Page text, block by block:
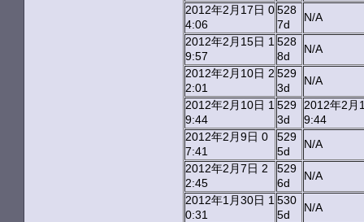
2012年2月17日 0
4:06
528
7d
N/A
2012年2月15日 1
9:57
528
8d
N/A
2012年2月10日 2
2:01
529
3d
N/A
2012年2月10日 1
9:44
529
3d
2012年2月
9:44
2012年2月9日 0
7:41
529
5d
N/A
2012年2月7日 2
2:45
529
6d
N/A
2012年1月30日 1
0:31
530
5d
N/A